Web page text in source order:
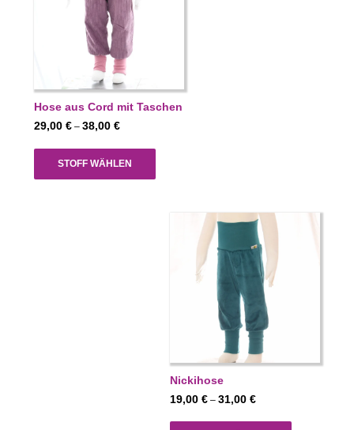
Hose aus Cord mit Taschen
29,00 € – 38,00 €Preisspanne:
bis
38,00 €
STOFF WÄHLEN
Nickihose
19,00€ –31,00€Preisspanne: